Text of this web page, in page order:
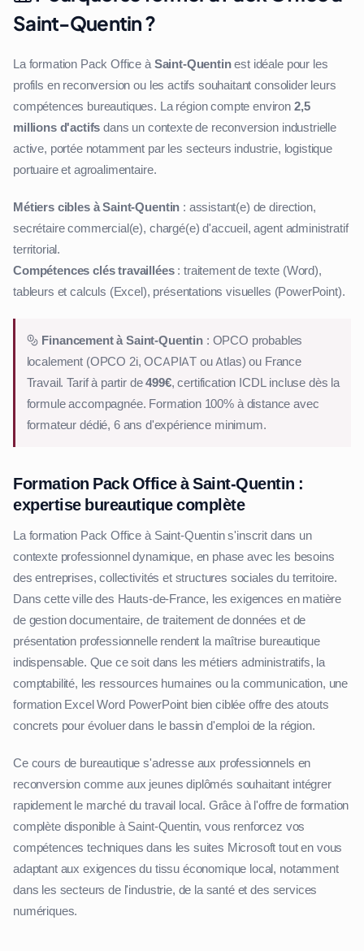
Saint-Quentin ?
La formation Pack Office àSaint-Quentinest idéale pour les
profils en reconversion ou les actifs souhaitant consolider leurs
compétences bureautiques. La région compte environ 2,5
millions d'actifs dans un contexte de reconversion industrielle
active, portée notamment par les secteurs industrie, logistique
portuaire et agroalimentaire.
Métiers cibles à Saint-Quentin : assistant(e) de direction,
secrétaire commercial(e), chargé(e) d'accueil, agent administratif
territorial.
Compétences clés travaillées: traitement de texte (Word),
tableurs et calculs (Excel), présentations visuelles (PowerPoint).
Financement à Saint-Quentin : OPCO probables
localement (OPCO 2i, OCAPIAT ou Atlas) ou France
Travail. Tarif à partir de499€, certification ICDL incluse dès la
formule accompagnée. Formation 100% à distance avec
formateur dédié, 6 ans d'expérience minimum.
Formation Pack Office à Saint-Quentin :
expertise bureautique complète
La formation Pack Office à Saint-Quentin s'inscrit dans un
contexte professionnel dynamique, en phase avec les besoins
des entreprises, collectivités et structures sociales du territoire.
Dans cette ville des Hauts-de-France, les exigences en matière
de gestion documentaire, de traitement de données et de
présentation professionnelle rendent la maîtrise bureautique
indispensable. Que ce soit dans les métiers administratifs, la
comptabilité, les ressources humaines ou la communication, une
formation Excel Word PowerPoint bien ciblée offre des atouts
concrets pour évoluer dans le bassin d'emploi de la région.
Ce cours de bureautique s'adresse aux professionnels en
reconversion comme aux jeunes diplômés souhaitant intégrer
rapidement le marché du travail local. Grâce à l'offre de formation
complète disponible à Saint-Quentin, vous renforcez vos
compétences techniques dans les suites Microsoft tout en vous
adaptant aux exigences du tissu économique local, notamment
dans les secteurs de l'industrie, de la santé et des services
numériques.